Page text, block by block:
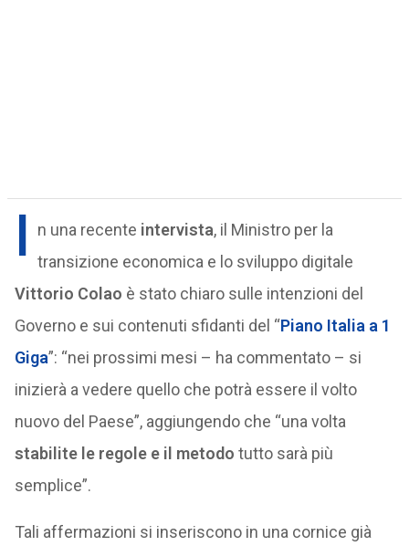
I n una recente intervista, il Ministro per la
transizione economica e lo sviluppo digitale
Vittorio Colao è stato chiaro sulle intenzioni del
Governo e sui contenuti sfidanti del “Piano Italia a 1
Giga”: “nei prossimi mesi – ha commentato – si
inizierà a vedere quello che potrà essere il volto
nuovo del Paese”, aggiungendo che “una volta
stabilite le regole e il metodo tutto sarà più
semplice”.
Tali affermazioni si inseriscono in una cornice già